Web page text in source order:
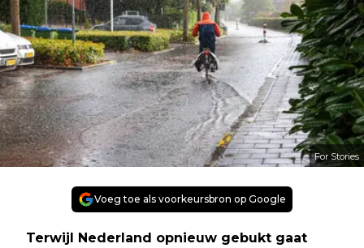
For Stories
Voeg toe als voorkeursbron op Google
Terwijl Nederland opnieuw gebukt gaat